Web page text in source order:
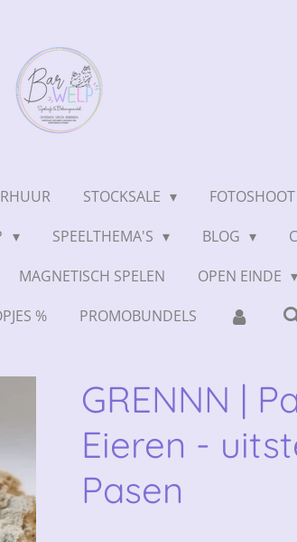
STOCKSALE
SPEELTHEMA'S BLOG
MAGNETISCH SPELEN OPEN EINDE
% PROMOBUNDELS
GRENNN |
Eieren -
Pasen